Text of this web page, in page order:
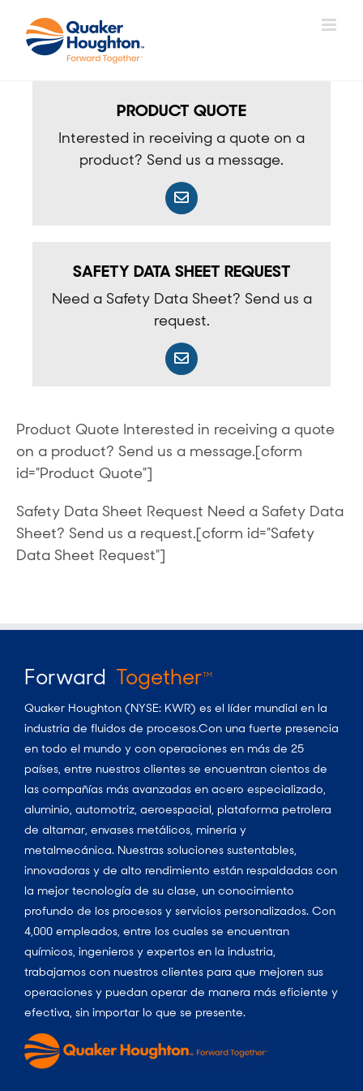
content
PRODUCT QUOTE
Interested in receiving a quote on a
product? Send us a message.
SAFETY DATA SHEET REQUEST
Need a Safety Data Sheet? Send us a
request.
Product Quote Interested in receiving a quote
on a product? Send us a message.[cform
id="Product Quote"]
Safety Data Sheet Request Need a Safety Data
Sheet? Send us a request.[cform id="Safety
Data Sheet Request"]
Forward TogetherTM
Quaker Houghton (NYSE: KWR) es el líder mundial en la
industria de fluidos de procesos.Con una fuerte presencia
en todo el mundo y con operaciones en más de 25
países, entre nuestros clientes se encuentran cientos de
las compañías más avanzadas en acero especializado,
aluminio, automotriz, aeroespacial, plataforma petrolera
de altamar, envases metálicos, minería y
metalmecánica. Nuestras soluciones sustentables,
innovadoras y de alto rendimiento están respaldadas con
la mejor tecnología de su clase, un conocimiento
profundo de los procesos y servicios personalizados. Con
4,000 empleados, entre los cuales se encuentran
químicos, ingenieros y expertos en la industria,
trabajamos con nuestros clientes para que mejoren sus
operaciones y puedan operar de manera más eficiente y
efectiva, sin importar lo que se presente.